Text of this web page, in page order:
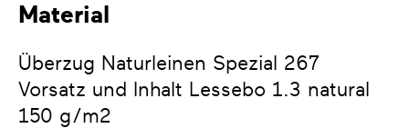
Material
Überzug Naturleinen Spezial 267
Vorsatz und Inhalt Lessebo 1.3 natural
150 g/m2